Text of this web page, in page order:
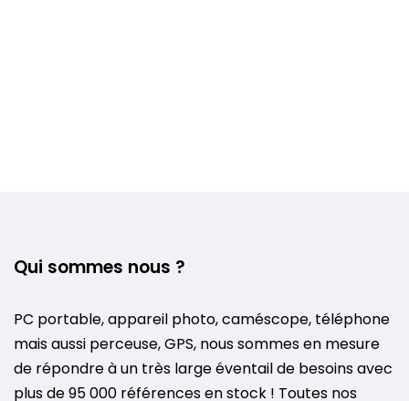
Qui sommes nous ?
PC portable, appareil photo, caméscope, téléphone
mais aussi perceuse, GPS, nous sommes en mesure
de répondre à un très large éventail de besoins avec
plus de 95 000 références en stock ! Toutes nos